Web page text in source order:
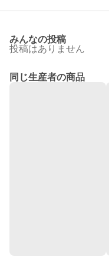
みんなの投稿
投稿はありません
同じ生産者の商品